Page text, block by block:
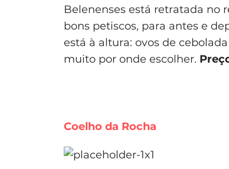
Belenenses está retratada no
bons petiscos, para antes e
está à altura: ovos de
muito por onde escolher.
Coelho da Rocha